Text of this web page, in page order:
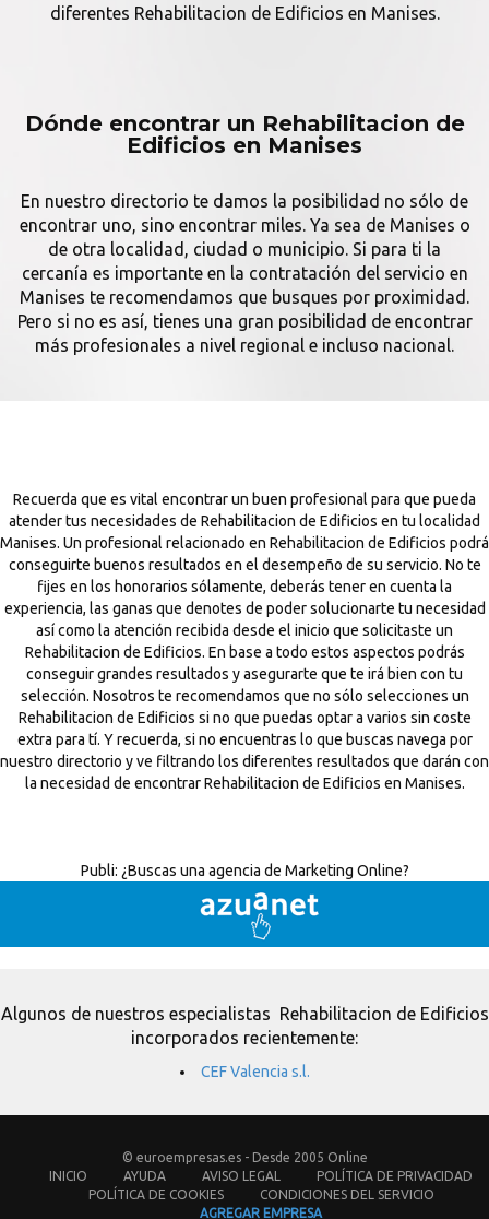
diferentes Rehabilitacion de Edificios en Manises.
Dónde encontrar un Rehabilitacion de
Edificios en Manises
En nuestro directorio te damos la posibilidad no sólo de
encontrar uno, sino encontrar miles. Ya sea de Manises o
de otra localidad, ciudad o municipio. Si para ti la
cercanía es importante en la contratación del servicio en
Manises te recomendamos que busques por proximidad.
Pero si no es así, tienes una gran posibilidad de encontrar
más profesionales a nivel regional e incluso nacional.
Recuerda que es vital encontrar un buen profesional para que pueda
atender tus necesidades de Rehabilitacion de Edificios en tu localidad
Manises. Un profesional relacionado en Rehabilitacion de Edificios podrá
conseguirte buenos resultados en el desempeño de su servicio. No te
fijes en los honorarios sólamente, deberás tener en cuenta la
experiencia, las ganas que denotes de poder solucionarte tu necesidad
así como la atención recibida desde el inicio que solicitaste un
Rehabilitacion de Edificios. En base a todo estos aspectos podrás
conseguir grandes resultados y asegurarte que te irá bien con tu
selección. Nosotros te recomendamos que no sólo selecciones un
Rehabilitacion de Edificios si no que puedas optar a varios sin coste
extra para tí. Y recuerda, si no encuentras lo que buscas navega por
nuestro directorio y ve filtrando los diferentes resultados que darán con
la necesidad de encontrar Rehabilitacion de Edificios en Manises.
Publi: ¿Buscas una agencia de Marketing Online?
Algunos de nuestros especialistas Rehabilitacion de Edificios
incorporados recientemente:
CEF Valencia s.l.
© euroempresas.es - Desde 2005 Online
INICIO
AYUDA AVISO LEGAL
POLÍTICA DE PRIVACIDAD
POLÍTICA DE COOKIES
CONDICIONES DEL SERVICIO
AGREGAR EMPRESA